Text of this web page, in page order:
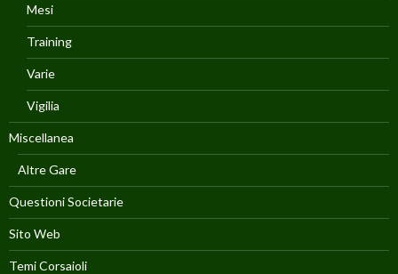
Mesi
Training
Varie
Vigilia
Miscellanea
Altre Gare
Questioni Societarie
Sito Web
Temi Corsaioli